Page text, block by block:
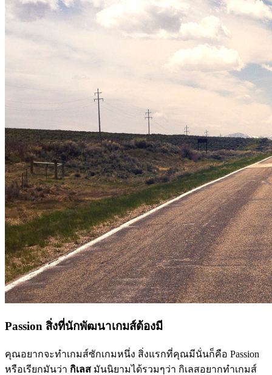
Passion สิ่งที่นักพัฒนาเกมส์ต้องมี
คุณอยากจะทำเกมส์ซักเกมหนึ่ง สิ่งแรกที่คุณมีนั่นก็คือ Passion
หรือเรียกมันว่า กิเลส มันนิยามได้รวมๆว่า กิเลสอยากทำเกมส์